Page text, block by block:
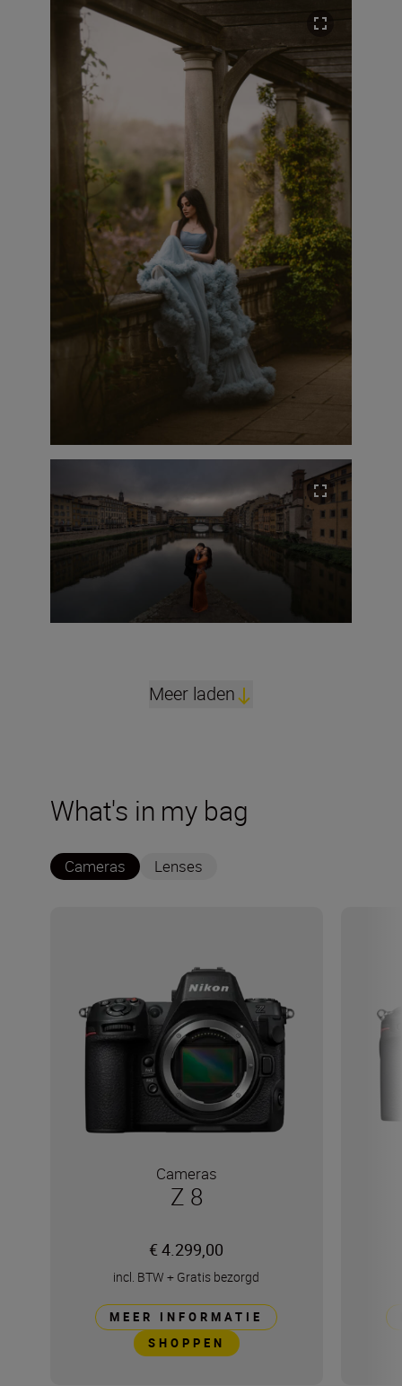
Meer laden
What's in my bag
Cameras Lenses
Cameras
Z 8
€ 4.299,00
incl. BTW + Gratis bezorgd
MEER INFORMATIE
SHOPPEN